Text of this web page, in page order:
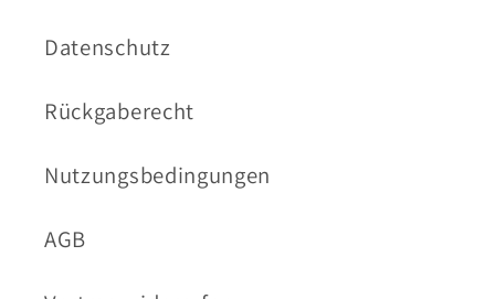
Datenschutz
Rückgaberecht
Nutzungsbedingungen
AGB